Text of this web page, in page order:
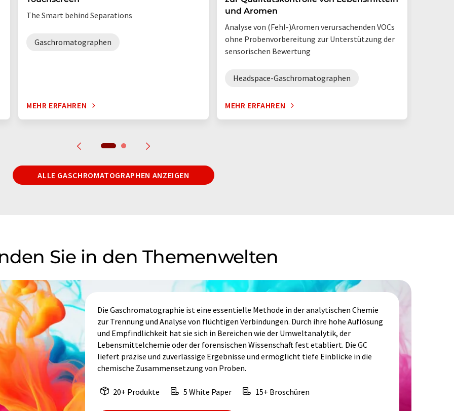
The Smart behind Separations
Gaschromatographen
MEHR ERFAHREN
und Aromen
Analyse von (Fehl-)Aromen verursachenden VOCs
ohne Probenvorbereitung zur Unterstützung der
sensorischen Bewertung
Headspace-Gaschromatographen
MEHR ERFAHREN
ALLE GASCHROMATOGRAPHEN ANZEIGEN
Sie in den Themenwelten
Die Gaschromatographie ist eine essentielle Methode in der analytischen Chemie
zur Trennung und Analyse von flüchtigen Verbindungen. Durch ihre hohe Auflösung
und Empfindlichkeit hat sie sich in Bereichen wie der Umweltanalytik, der
Lebensmittelchemie oder der forensischen Wissenschaft fest etabliert. Die GC
liefert präzise und zuverlässige Ergebnisse und ermöglicht tiefe Einblicke in die
chemische Zusammensetzung von Proben.
20+ Produkte 5 White Paper 15+ Broschüren